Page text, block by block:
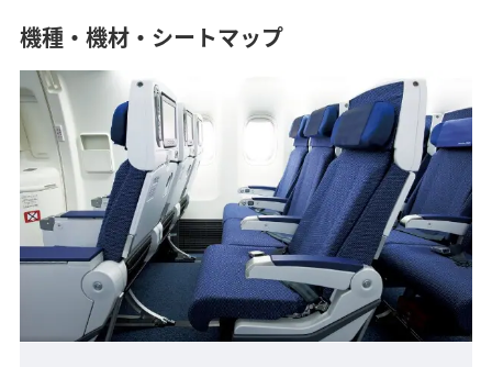
機種・機材・シートマップ